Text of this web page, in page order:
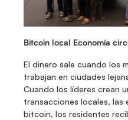
Bitcoin local Economía
El dinero sale cuando los
trabajan en ciudades
Cuando los líderes crean
transacciones locales, las
bitcoin, los residentes